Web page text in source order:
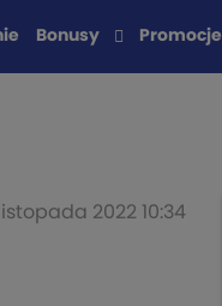
Bonusy Promocje
2022 10:34